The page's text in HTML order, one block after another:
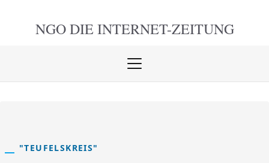
NGO DIE INTERNET-ZEITUNG
Menü
"TEUFELSKREIS"